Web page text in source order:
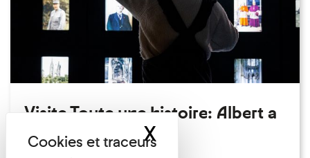
Visite Toute une histoire: Albert a
perdu son chapeau!
XMasquer le